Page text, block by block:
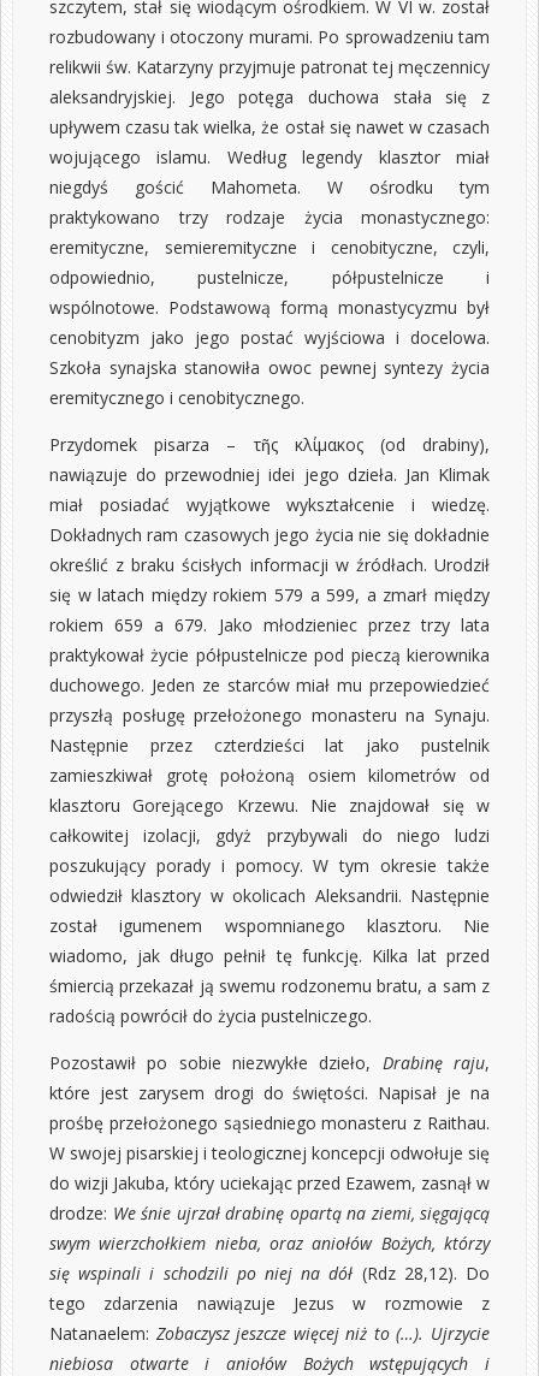
szczytem, stał się wiodącym ośrodkiem. W VI w. został
rozbudowany i otoczony murami. Po sprowadzeniu tam
relikwii św. Katarzyny przyjmuje patronat tej męczennicy
aleksandryjskiej. Jego potęga duchowa stała się z
upływem czasu tak wielka, że ostał się nawet w czasach
wojującego islamu. Według legendy klasztor miał
niegdyś gościć Mahometa. W ośrodku tym
praktykowano trzy rodzaje życia monastycznego:
eremityczne, semieremityczne i cenobityczne, czyli,
odpowiednio, pustelnicze, półpustelnicze i
wspólnotowe. Podstawową formą monastycyzmu był
cenobityzm jako jego postać wyjściowa i docelowa.
Szkoła synajska stanowiła owoc pewnej syntezy życia
eremitycznego i cenobitycznego.
Przydomek pisarza – τῆς κλίμακος (od drabiny),
nawiązuje do przewodniej idei jego dzieła. Jan Klimak
miał posiadać wyjątkowe wykształcenie i wiedzę.
Dokładnych ram czasowych jego życia nie się dokładnie
określić z braku ścisłych informacji w źródłach. Urodził
się w latach między rokiem 579 a 599, a zmarł między
rokiem 659 a 679. Jako młodzieniec przez trzy lata
praktykował życie półpustelnicze pod pieczą kierownika
duchowego. Jeden ze starców miał mu przepowiedzieć
przyszłą posługę przełożonego monasteru na Synaju.
Następnie przez czterdzieści lat jako pustelnik
zamieszkiwał grotę położoną osiem kilometrów od
klasztoru Gorejącego Krzewu. Nie znajdował się w
całkowitej izolacji, gdyż przybywali do niego ludzi
poszukujący porady i pomocy. W tym okresie także
odwiedził klasztory w okolicach Aleksandrii. Następnie
został igumenem wspomnianego klasztoru. Nie
wiadomo, jak długo pełnił tę funkcję. Kilka lat przed
śmiercią przekazał ją swemu rodzonemu bratu, a sam z
radością powrócił do życia pustelniczego.
Pozostawił po sobie niezwykłe dzieło, Drabinę raju,
które jest zarysem drogi do świętości. Napisał je na
prośbę przełożonego sąsiedniego monasteru z Raithau.
W swojej pisarskiej i teologicznej koncepcji odwołuje się
do wizji Jakuba, który uciekając przed Ezawem, zasnął w
drodze: We śnie ujrzał drabinę opartą na ziemi, sięgającą
swym wierzchołkiem nieba, oraz aniołów Bożych, którzy
się wspinali i schodzili po niej na dół (Rdz 28,12). Do
tego zdarzenia nawiązuje Jezus w rozmowie z
Natanaelem: Zobaczysz jeszcze więcej niż to (…). Ujrzycie
niebiosa otwarte i aniołów Bożych wstępujących i